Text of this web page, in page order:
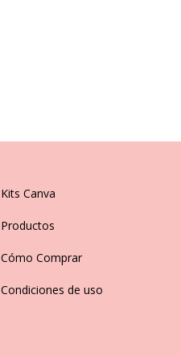
Kits Canva
Productos
Cómo Comprar
Condiciones de uso